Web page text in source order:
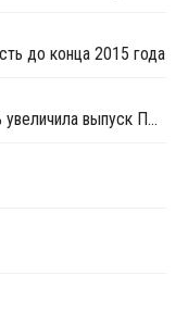
до конца 2015 года
"Башкирская содовая компания" на 11% увеличила выпуск ПВХ в первом квартале